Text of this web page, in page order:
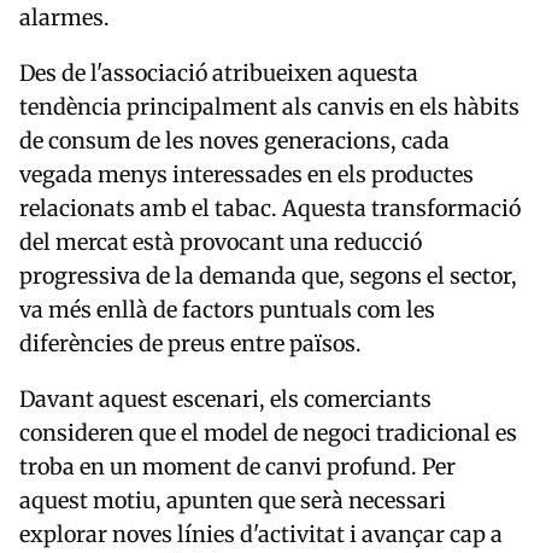
alarmes.
Des de l'associació atribueixen aquesta
tendència principalment als canvis en els hàbits
de consum de les noves generacions, cada
vegada menys interessades en els productes
relacionats amb el tabac. Aquesta transformació
del mercat està provocant una reducció
progressiva de la demanda que, segons el sector,
va més enllà de factors puntuals com les
diferències de preus entre països.
Davant aquest escenari, els comerciants
consideren que el model de negoci tradicional es
troba en un moment de canvi profund. Per
aquest motiu, apunten que serà necessari
explorar noves línies d'activitat i avançar cap a